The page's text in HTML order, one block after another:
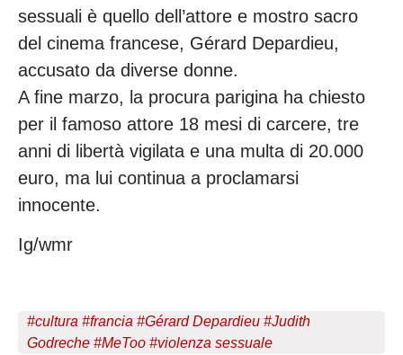
sessuali è quello dell’attore e mostro sacro
del cinema francese, Gérard Depardieu,
accusato da diverse donne.
A fine marzo, la procura parigina ha chiesto
per il famoso attore 18 mesi di carcere, tre
anni di libertà vigilata e una multa di 20.000
euro, ma lui continua a proclamarsi
innocente.
Ig/wmr
#cultura #francia #Gérard Depardieu #Judith
Godreche #MeToo #violenza sessuale